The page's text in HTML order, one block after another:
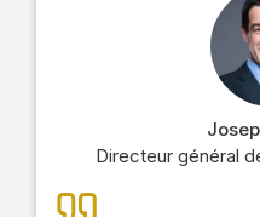
Directeur général